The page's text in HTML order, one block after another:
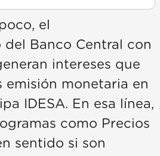
el
Banco Central con
intereses que
emisión monetaria en
IDESA. En esa línea,
como Precios
sentido si son